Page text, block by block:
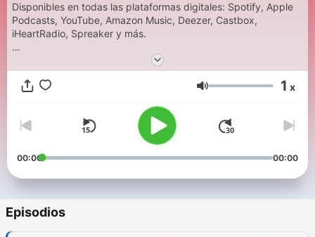
Disponibles en todas las plataformas digitales: Spotify, Apple
Podcasts, YouTube, Amazon Music, Deezer, Castbox,
iHeartRadio, Spreaker y más.
🎧 Producido por Pigeon Casa Editorial – Dando vida a los
grandes clásicos del mundo.
📚 Nuevos audiolibros cada semana.
Conviértete en un supporter de este podcast:
https://www.spreaker.com/podcast/piense-y-hagase-rico-
napoleon-hill--6563214/support.
Volumen 1 x
00:00 00:00
Episodios